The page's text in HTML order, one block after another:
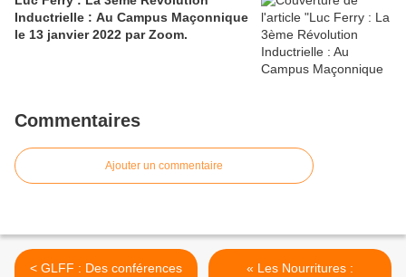
Inductrielle : Au Campus Maçonnique
le 13 janvier 2022 par Zoom.
Commentaires
Ajouter un commentaire
< GLFF : Des conférences
« Les Nourritures :